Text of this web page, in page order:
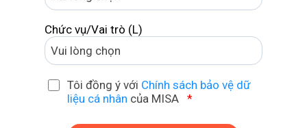
Chức vụ/Vai trò (L)
Tôi đồng ý với Chính sách bảo vệ dữ
liệu cá nhân của MISA *